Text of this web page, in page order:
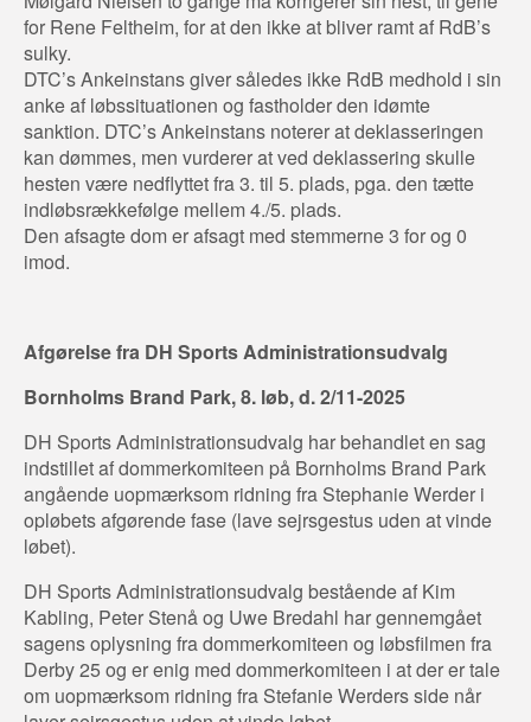
for Rene Feltheim, for at den ikke at bliver ramt af RdB’s
sulky.
DTC’s Ankeinstans giver således ikke RdB medhold i sin
anke af løbssituationen og fastholder den idømte
sanktion. DTC’s Ankeinstans noterer at deklasseringen
kan dømmes, men vurderer at ved deklassering skulle
hesten være nedflyttet fra 3. til 5. plads, pga. den tætte
indløbsrækkefølge mellem 4./5. plads.
Den afsagte dom er afsagt med stemmerne 3 for og 0
imod.
Afgørelse fra DH Sports Administrationsudvalg
Bornholms Brand Park, 8. løb, d. 2/11-2025
DH Sports Administrationsudvalg har behandlet en sag
indstillet af dommerkomiteen på Bornholms Brand Park
angående uopmærksom ridning fra Stephanie Werder i
opløbets afgørende fase (lave sejrsgestus uden at vinde
løbet).
DH Sports Administrationsudvalg bestående af Kim
Kabling, Peter Stenå og Uwe Bredahl har gennemgået
sagens oplysning fra dommerkomiteen og løbsfilmen fra
Derby 25 og er enig med dommerkomiteen i at der er tale
om uopmærksom ridning fra Stefanie Werders side når